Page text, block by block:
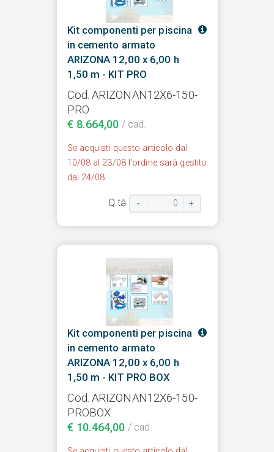
Kit componenti per piscina
in cemento armato
ARIZONA 12,00 x 6,00 h
1,50 m - KIT PRO
Cod. ARIZONAN12X6-150-
PRO
€ 8.664,00 / cad.
Se acquisti questo articolo dal
10/08 al 23/08 l'ordine sarà gestito
dal 24/08
Q.tà - +
Kit componenti per piscina
in cemento armato
ARIZONA 12,00 x 6,00 h
1,50 m - KIT PRO BOX
Cod. ARIZONAN12X6-150-
PROBOX
€ 10.464,00 / cad.